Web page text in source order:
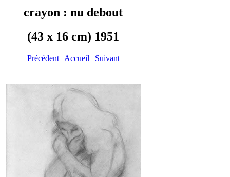
crayon : nu debout
(43 x 16 cm) 1951
Précédent| Accueil | Suivant